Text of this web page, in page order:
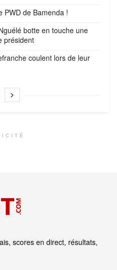
PWD de Bamenda !
botte en touche une
président
coulent lors de leur
scores en direct, résultats,